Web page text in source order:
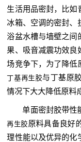
生活用品密封，比如
冰箱、空调的密封、
浴盆水槽与墙壁之间
果、吸音减震功效良
场竞争下，为了降低
丁基再生胶与丁基原
情况下大大降低原料
单面密封胶带性
再生胶原料具备良好
理性能以及优异的化